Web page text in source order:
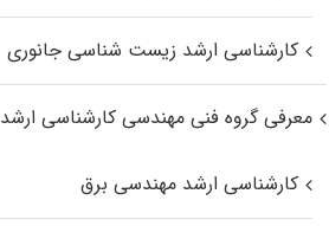
کارشناسی ارشد زیست‌ شناسی جانوری
معرفی گروه فنی مهندسی کارشناسی ارشد
کارشناسی ارشد مهندسی برق